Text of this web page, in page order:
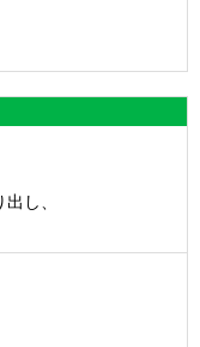
し、